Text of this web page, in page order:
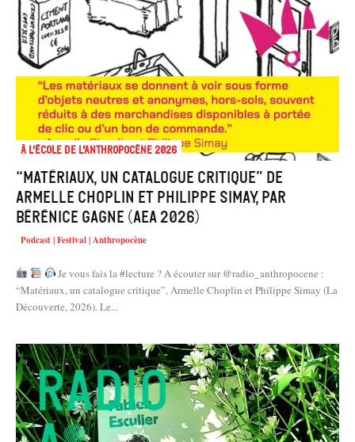
À l'école de l'Anthropocène 2026
“Matériaux, un catalogue critique” de
Armelle Choplin et Philippe Simay, par
Bérénice Gagne (AEA 2026)
Podcast | Festival | Anthropocène
Je vous fais la #lecture ? A écouter sur @radio_anthropocene :
“Matériaux, un catalogue critique”, Armelle Choplin et Philippe Simay (La
Découverte, 2026). Le...